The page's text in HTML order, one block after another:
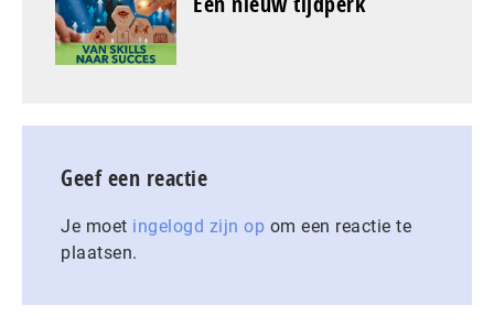
Geef een reactie
Je moet ingelogd zijn op om een reactie te
plaatsen.